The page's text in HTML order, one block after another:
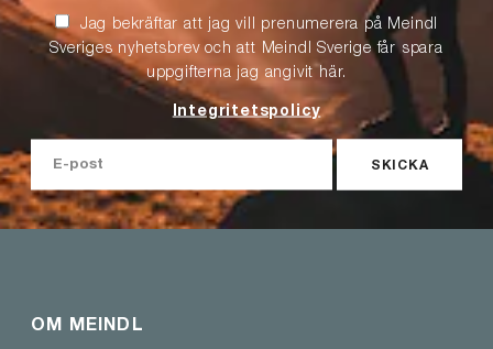
Jag bekräftar att jag vill prenumerera på Meindl
Sveriges nyhetsbrev och att Meindl Sverige får spara
uppgifterna jag angivit här.
Integritetspolicy
SKICKA
OM MEINDL